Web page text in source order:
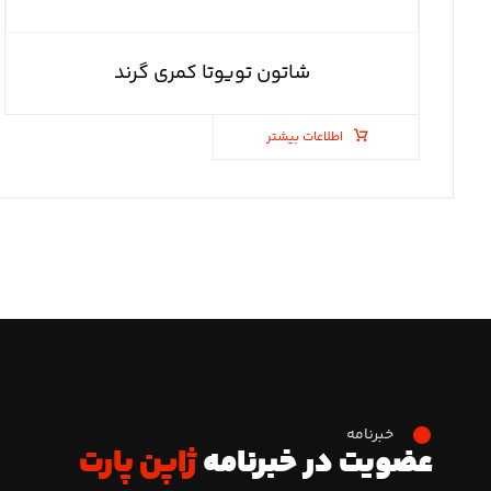
شاتون تویوتا کمری گرند
اطلاعات بیشتر
خبرنامه
عضویت در خبرنامهژاپن پارت